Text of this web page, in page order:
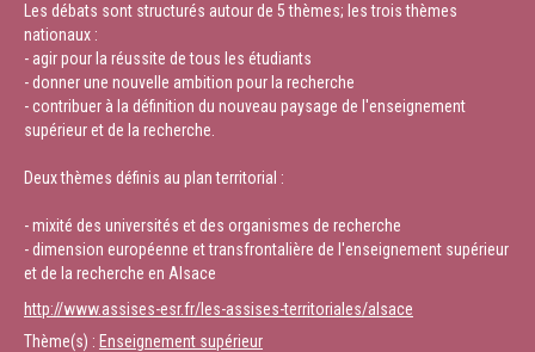
Les débats sont structurés autour de 5 thèmes; les trois thèmes
nationaux :
- agir pour la réussite de tous les étudiants
- donner une nouvelle ambition pour la recherche
- contribuer à la définition du nouveau paysage de l'enseignement
supérieur et de la recherche.
Deux thèmes définis au plan territorial :
- mixité des universités et des organismes de recherche
- dimension européenne et transfrontalière de l'enseignement supérieur
et de la recherche en Alsace
http://www.assises-esr.fr/les-assises-territoriales/alsace
Thème(s) : Enseignement supérieur